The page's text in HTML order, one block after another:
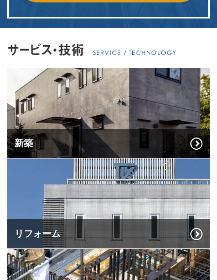
サービス・技術 SERVICE / TECHNOLOGY
新築
リフォーム